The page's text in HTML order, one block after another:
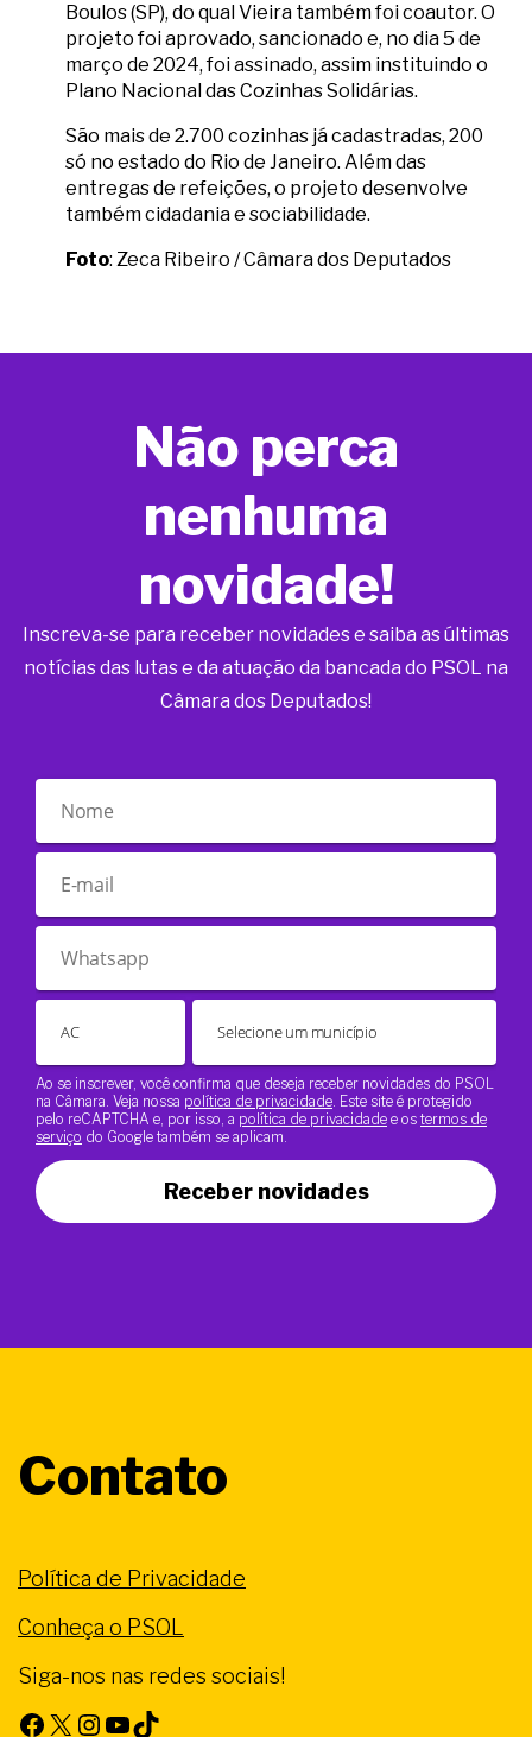
Boulos (SP), do qual Vieira também foi coautor. O
projeto foi aprovado, sancionado e, no dia 5 de
março de 2024, foi assinado, assim instituindo o
Plano Nacional das Cozinhas Solidárias.
São mais de 2.700 cozinhas já cadastradas, 200
só no estado do Rio de Janeiro. Além das
entregas de refeições, o projeto desenvolve
também cidadania e sociabilidade.
Foto: Zeca Ribeiro / Câmara dos Deputados
Não perca
nenhuma
novidade!
Inscreva-se para receber novidades e saiba as últimas
notícias das lutas e da atuação da bancada do PSOL na
Câmara dos Deputados!
Ao se inscrever, você confirma que deseja receber novidades do PSOL
na Câmara. Veja nossa política de privacidade. Este site é protegido
pelo reCAPTCHA e, por isso, a política de privacidade e os termos de
serviço do Google também se aplicam.
Receber novidades
Contato
Política de Privacidade
Conheça o PSOL
Siga-nos nas redes sociais!
Facebook X Instagram Youtube TikTok